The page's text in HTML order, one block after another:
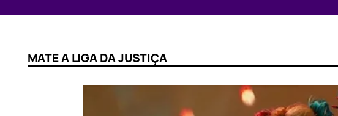
MATE A LIGA DA JUSTIÇA